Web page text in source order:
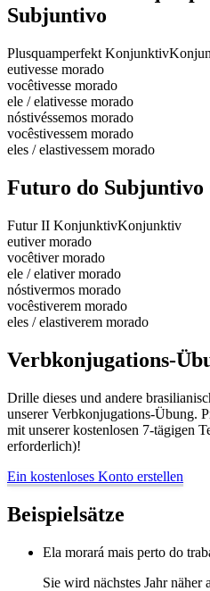
Subjuntivo
Plusquamperfekt Konjunktiv
eutivesse morado
vocêtivesse morado
ele / elativesse morado
nóstivéssemos morado
vocêstivessem morado
eles / elastivessem morado
Futuro do Subjuntivo
Futur II KonjunktivKonjunktiv
eutiver morado
vocêtiver morado
ele / elativer morado
nóstivermos morado
vocêstiverem morado
eles / elastiverem morado
Verbkonjugations-
Drille dieses und andere
unserer Verbkonjugations-Übung.
mit unserer kostenlosen 7-tägigen
erforderlich)!
Ein kostenloses Konto erstellen
Beispielsätze
Ela morará mais perto do
Sie wird nächstes Jahr näher